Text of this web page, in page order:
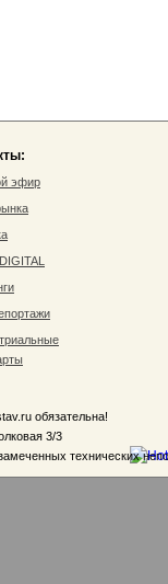
эфир
обязательна!
3/3
технических